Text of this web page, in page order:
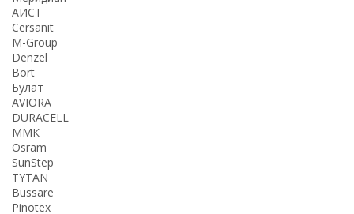
АИСТ
Cersanit
M-Group
Denzel
Bort
Булат
AVIORA
DURACELL
ММК
Osram
SunStep
TYTAN
Bussare
Pinotex